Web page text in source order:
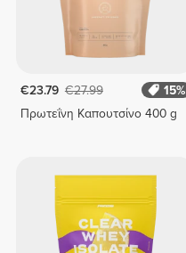
€23.79 €27.99
15%
Πρωτεΐνη Καπουτσίνο 400 g